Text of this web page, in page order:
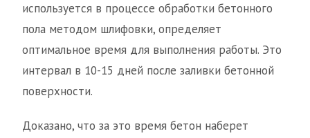
используется в процессе обработки бетонного
пола методом шлифовки, определяет
оптимальное время для выполнения работы. Это
интервал в 10-15 дней после заливки бетонной
поверхности.
Доказано, что за это время бетон наберет